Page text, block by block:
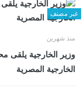
غير مصنف
منذ شهرين
وزير الخارجية يلقى
الخارجية المصرية